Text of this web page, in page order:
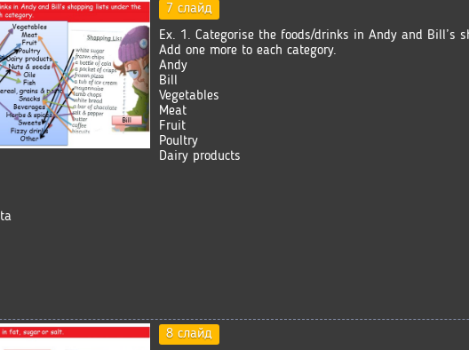
7 слайд
Ex. 1. Categorise the foods/drinks in Andy and Bill’s
Add one more to each category.
Andy
Bill
Vegetables
Meat
Fruit
Poultry
Dairy products
8 слайд